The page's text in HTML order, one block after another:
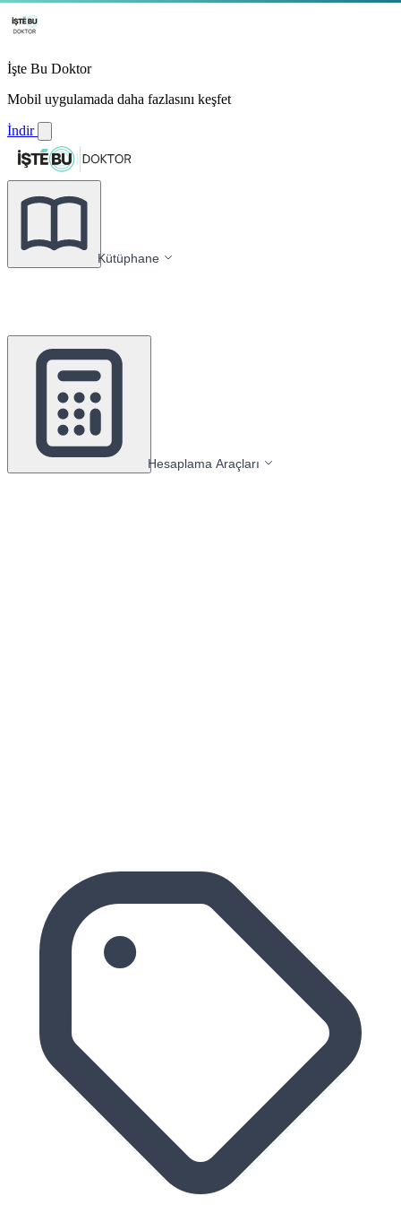
İşte Bu Doktor
Mobil uygulamada daha fazlasını keşfet
İndir
Kütüphane
Hesaplama Araçları